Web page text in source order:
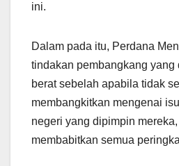
ini.
Dalam pada itu, Perdana
tindakan pembangkang yang
berat sebelah apabila tidak
membangkitkan mengenai
negeri yang dipimpin
membabitkan semua